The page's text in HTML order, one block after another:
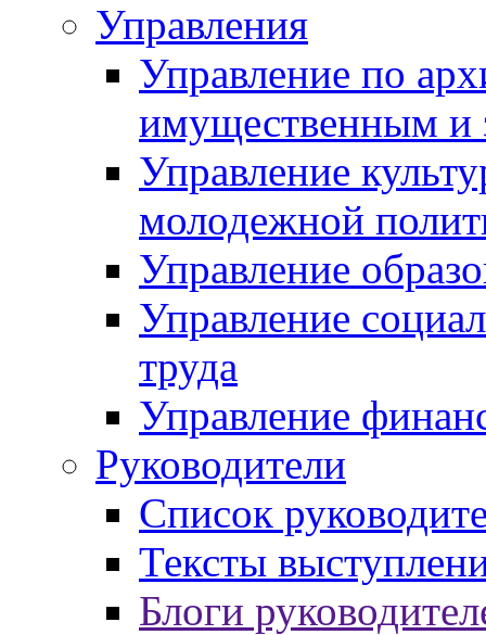
Управления
Управление по
имущественным и
Управление
молодежной
Управление
Управление
труда
Управление
Руководители
Список
Тексты
Блоги